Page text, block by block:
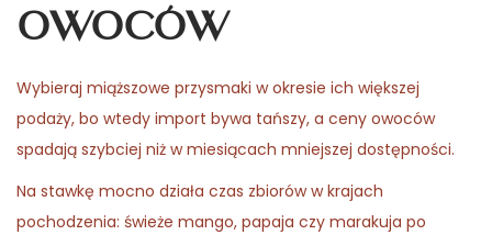
owoców
Wybieraj miąższowe przysmaki w okresie ich większej
podaży, bo wtedy import bywa tańszy, a ceny owoców
spadają szybciej niż w miesiącach mniejszej dostępności.
Na stawkę mocno działa czas zbiorów w krajach
pochodzenia: świeże mango, papaja czy marakuja po